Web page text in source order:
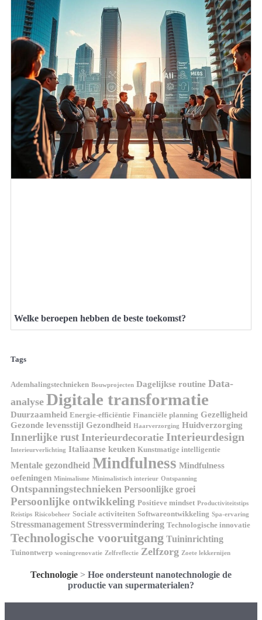
Welke beroepen hebben de beste toekomst?
Tags
Ademhalingstechnieken Bouwprojecten Dagelijkse routine Data-
analyse Digitale transformatie
Duurzaamheid Energie-efficiëntie Financiële planning Gezelligheid
Gezonde levensstijl Gezondheid Haarverzorging Huidverzorging
Innerlijke rust Interieurdecoratie Interieurdesign
Interieurverlichting Italiaanse keuken Kunstmatige intelligentie
Mentale gezondheid Mindfulness Mindfulness
oefeningen Minimalisme Minimalistisch interieur Ontspanning
Ontspanningstechnieken Persoonlijke groei
Persoonlijke ontwikkeling Positieve mindset Productiviteitstips
Reistips Risicobeheer Sociale activiteiten Softwareontwikkeling Spa-ervaring
Stressmanagement Stressvermindering Technologische innovatie
Technologische vooruitgang Tuininrichting
Tuinontwerp woningrenovatie Zelfreflectie Zelfzorg Zoete lekkernijen
Technologie > Hoe ondersteunt nanotechnologie de
productie van supermaterialen?